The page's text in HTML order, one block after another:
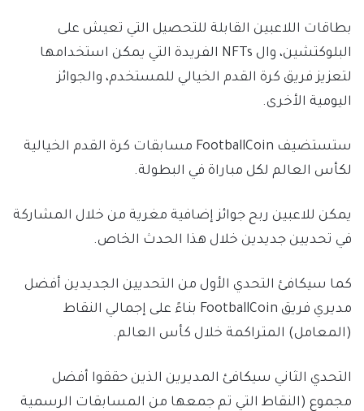
بطاقات اللاعبين القابلة للتحصيل التي تعيش على
البلوكتشين، وال NFTs الفريدة التي يمكن استخدامها
لتعزيز فريق كرة القدم الخيالي للمستخدم، والجوائز
اليومية الأخرى.
ستستضيف FootballCoin مسابقات كرة القدم الخيالية
لكأس العالم لكل مباراة في البطولة.
يمكن للاعبين ربح جوائز إضافية مغرية من خلال المشاركة
في تحديين جديدين خلال هذا الحدث الخاص.
كما سيكافئ التحدي الأول من التحديين الجديدين أفضل
مديري فريق FootballCoin بناءً على إجمالي النقاط
(المعامل) المتراكمة خلال كأس العالم.
التحدي الثاني سيكافئ المديرين الذين حققوا أفضل
مجموع (النقاط التي تم جمعها من المسابقات الرسمية